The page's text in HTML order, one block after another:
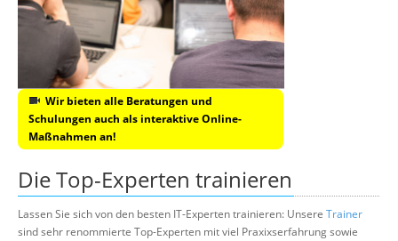
Wir bieten alle Beratungen und
Schulungen auch als interaktive Online-
Maßnahmen an!
Die Top-Experten trainieren
Lassen Sie sich von den besten IT-Experten trainieren: Unsere Trainer
sind sehr renommierte Top-Experten mit viel Praxixserfahrung sowie